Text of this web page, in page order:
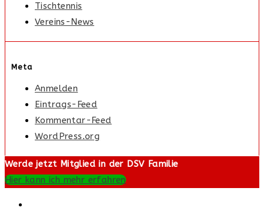
Tischtennis
Vereins-News
Meta
Anmelden
Eintrags-Feed
Kommentar-Feed
WordPress.org
Werde jetzt Mitglied in der DSV Familie
Hier kann ich mehr erfahren